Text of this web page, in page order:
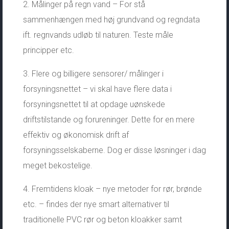
2. Målinger på regn vand – For stå
sammenhængen med høj grundvand og regndata
ift. regnvands udløb til naturen. Teste måle
principper etc.
3. Flere og billigere sensorer/ målinger i
forsyningsnettet – vi skal have flere data i
forsyningsnettet til at opdage uønskede
driftstilstande og forureninger. Dette for en mere
effektiv og økonomisk drift af
forsyningsselskaberne. Dog er disse løsninger i dag
meget bekostelige.
4. Fremtidens kloak – nye metoder for rør, brønde
etc. – findes der nye smart alternativer til
traditionelle PVC rør og beton kloakker samt